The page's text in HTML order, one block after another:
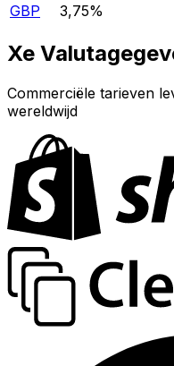
GBP
3,75%
Xe
Commerciële tarieven
wereldwijd